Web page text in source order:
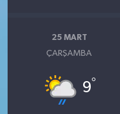
25 MART
ÇARŞAMBA
9°